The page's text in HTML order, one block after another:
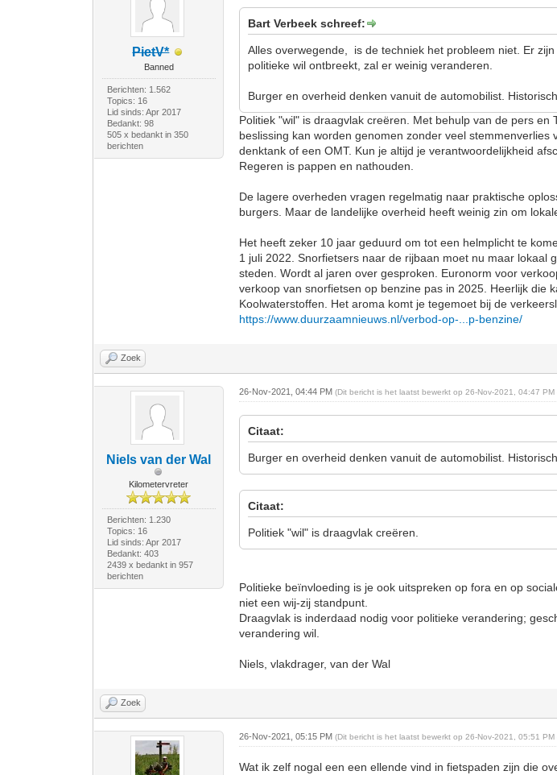
PietV*
Banned
Berichten: 1.562
Topics: 16
Lid sinds: Apr 2017
Bedankt: 98
505 x bedankt in 350
berichten
Bart Verbeek schreef:
Alles overwegende, is de techniek het probleem niet. Er
politieke wil ontbreekt, zal er weinig veranderen.
Burger en overheid denken vanuit de automobilist.
Politiek "wil" is draagvlak creëren. Met behulp van de pers
beslissing kan worden genomen zonder veel
denktank of een OMT. Kun je altijd je verantwoordelijkheid
Regeren is pappen en nathouden.
De lagere overheden vragen regelmatig naar praktische
burgers. Maar de landelijke overheid heeft weinig zin om
Het heeft zeker 10 jaar geduurd om tot een helmplicht te
1 juli 2022. Snorfietsers naar de rijbaan moet nu maar lokaal
steden. Wordt al jaren over gesproken. Euronorm voor
verkoop van snorfietsen op benzine pas in 2025. Heerlijk die
Koolwaterstoffen. Het aroma komt je tegemoet bij de
https://www.duurzaamnieuws.nl/verbod-op-...p-benzine/
Zoek
Niels van der Wal
Kilometervreter
Berichten: 1.230
Topics: 16
Lid sinds: Apr 2017
Bedankt: 403
2439 x bedankt in 957
berichten
26-Nov-2021, 04:44 PM(Dit bericht is het laatst bewerkt op 26-Nov-2021, 04:47
Citaat:
Burger en overheid denken vanuit de automobilist.
Citaat:
Politiek "wil" is draagvlak creëren.
Politieke beïnvloeding is je ook uitspreken op fora en op
niet een wij-zij standpunt.
Draagvlak is inderdaad nodig voor politieke verandering;
verandering wil.
Niels, vlakdrager, van der Wal
Zoek
26-Nov-2021, 05:15 PM(Dit bericht is het laatst bewerkt op 26-Nov-2021, 05:51
Wat ik zelf nogal een een ellende vind in fietspaden zijn die